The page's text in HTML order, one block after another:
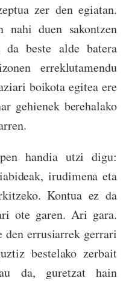
zer den egiatan.
nahi duen sakontzen
da beste alde batera
erreklutamendu
boikota egitea ere
gehienek berehalako
handia utzi digu:
irudimena eta
Kontua ez da
ote garen. Ari gara.
den errusiarrek gerrari
bestelako zerbait
da, guretzat hain